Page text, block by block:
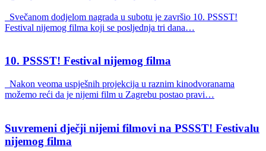
Svečanom dodjelom nagrada u subotu je završio 10. PSSST!
Festival nijemog filma koji se posljednja tri dana…
10. PSSST! Festival nijemog filma
Nakon veoma uspješnih projekcija u raznim kinodvoranama
možemo reći da je nijemi film u Zagrebu postao pravi…
Suvremeni dječji nijemi filmovi na PSSST! Festivalu
nijemog filma